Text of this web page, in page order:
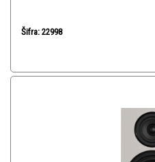
Šifra: 22998